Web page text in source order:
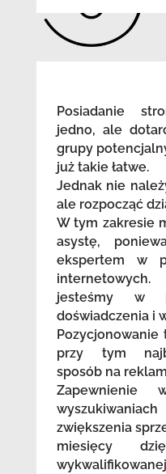
Posiadanie
jedno, ale
grupy
już takie łatwe.
Jednak nie
ale rozpocząć
W tym zakresie
asystę,
ekspertem w
jesteśmy w
doświadczenia i
przy tym
sposób na
Zapewnienie
zwiększenia
miesięcy